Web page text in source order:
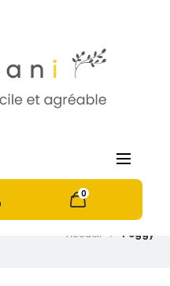
0
Accueil Peggy